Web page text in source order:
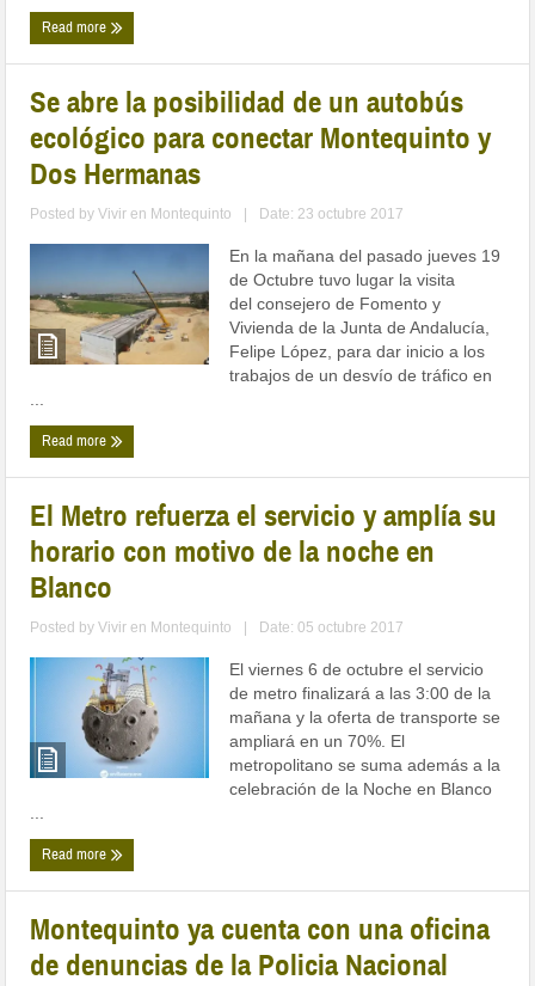
Read more
Se abre la posibilidad de un autobús
ecológico para conectar Montequinto y
Dos Hermanas
Posted byVivir en Montequinto Date: 23 octubre 2017
En la mañana del pasado jueves 19
de Octubre tuvo lugar la visita
del consejero de Fomento y
Vivienda de la Junta de Andalucía,
Felipe López, para dar inicio a los
trabajos de un desvío de tráfico en
...
Read more
El Metro refuerza el servicio y amplía su
horario con motivo de la noche en
Blanco
Posted byVivir en Montequinto Date: 05 octubre 2017
El viernes 6 de octubre el servicio
de metro finalizará a las 3:00 de la
mañana y la oferta de transporte se
ampliará en un 70%. El
metropolitano se suma además a la
celebración de la Noche en Blanco
...
Read more
Montequinto ya cuenta con una oficina
de denuncias de la Policia Nacional